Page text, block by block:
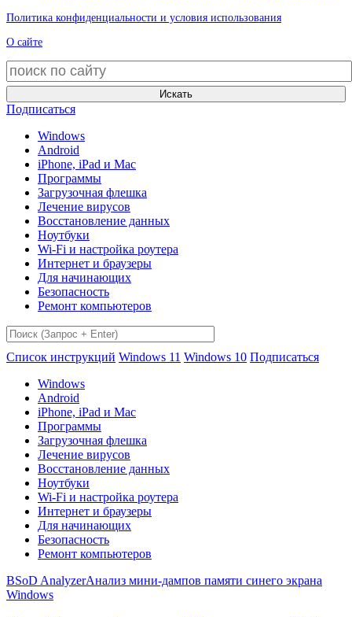
Политика конфиденциальности и условия использования
О сайте
Искать
Подписаться
Windows
Android
iPhone, iPad и Mac
Программы
Загрузочная флешка
Лечение вирусов
Восстановление данных
Ноутбуки
Wi-Fi и настройка роутера
Интернет и браузеры
Для начинающих
Безопасность
Ремонт компьютеров
Список инструкций Windows 11 Windows 10 Подписаться
Windows
Android
iPhone, iPad и Mac
Программы
Загрузочная флешка
Лечение вирусов
Восстановление данных
Ноутбуки
Wi-Fi и настройка роутера
Интернет и браузеры
Для начинающих
Безопасность
Ремонт компьютеров
BSoD AnalyzerАнализ мини-дампов памяти синего экрана
Windows